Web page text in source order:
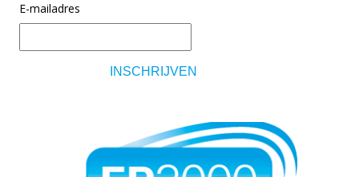
E-mailadres